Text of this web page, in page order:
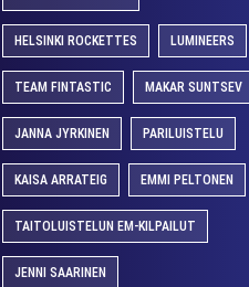
HELSINKI ROCKETTES LUMINEERS
TEAM FINTASTIC MAKAR SUNTSEV
JANNA JYRKINEN PARILUISTELU
KAISA ARRATEIG EMMI PELTONEN
TAITOLUISTELUN EM-KILPAILUT
JENNI SAARINEN